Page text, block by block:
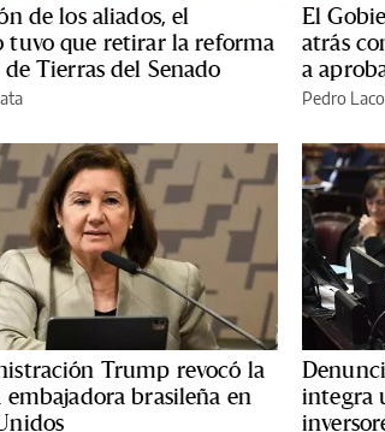
de los aliados, el
tuvo que retirar la reforma
Tierras del Senado
El
atrás
a
Pedro
Trump revocó la
embajadora brasileña en
integra